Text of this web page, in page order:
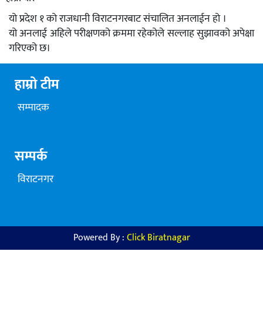
यो प्रदेश १ को राजधानी विराटनगरबाट संचालित अनलाईन हो ।
यो अनलाई अहिले परीक्षणको क्रममा रहेकोले सल्लाह सुझावको अपेक्षा
गरिएको छ।
हाम्रो टीम
सम्पादक
सम्पर्क
विराटनगर
Powered By :Click Biratnagar